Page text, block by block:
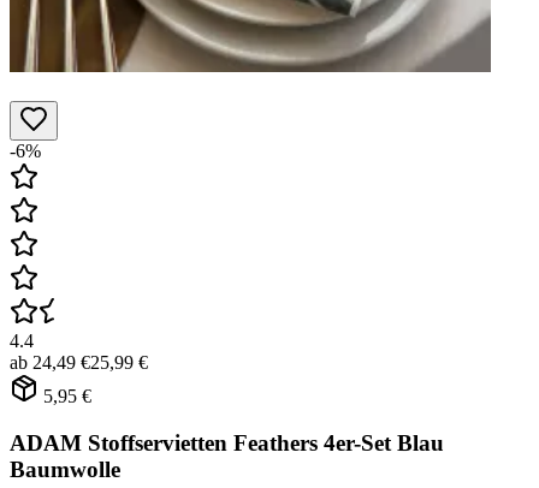
-6%
4.4
ab 24,49 €25,99 €
5,95 €
ADAM Stoffservietten Feathers 4er-Set Blau
Baumwolle